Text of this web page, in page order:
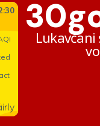
30
Lukavčani